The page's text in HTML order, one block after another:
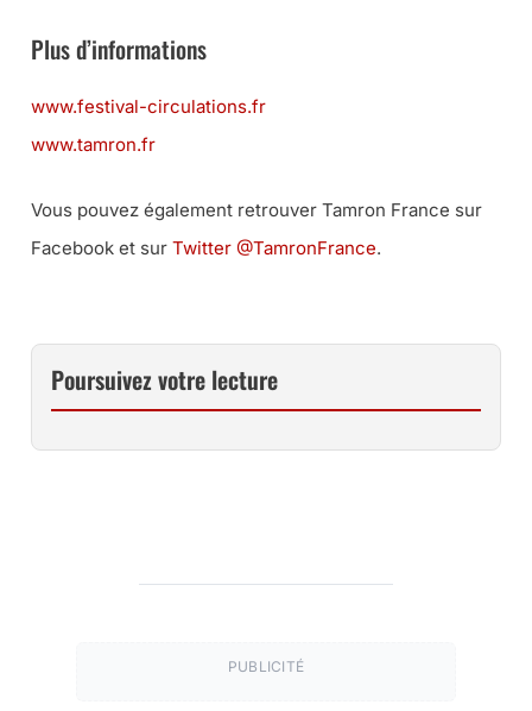
Plus d’informations
www.festival-circulations.fr
www.tamron.fr
Vous pouvez également retrouver Tamron France sur
Facebook et sur Twitter @TamronFrance.
Poursuivez votre lecture
PUBLICITÉ